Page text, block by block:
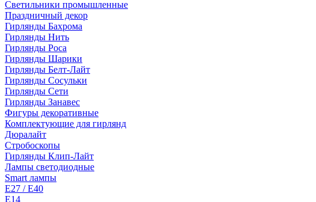
Светильники промышленные
Праздничный декор
Гирлянды Бахрома
Гирлянды Нить
Гирлянды Роса
Гирлянды Шарики
Гирлянды Белт-Лайт
Гирлянды Сосульки
Гирлянды Сети
Гирлянды Занавес
Фигуры декоративные
Комплектующие для гирлянд
Дюралайт
Стробоскопы
Гирлянды Клип-Лайт
Лампы светодиодные
Smart лампы
E27 / E40
E14